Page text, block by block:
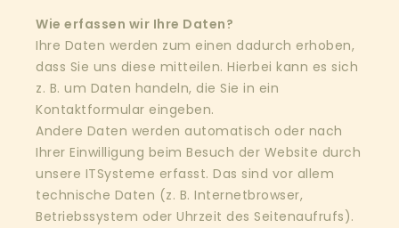
Wie erfassen wir Ihre Daten?
Ihre Daten werden zum einen dadurch erhoben,
dass Sie uns diese mitteilen. Hierbei kann es sich
z. B. um Daten handeln, die Sie in ein
Kontaktformular eingeben.
Andere Daten werden automatisch oder nach
Ihrer Einwilligung beim Besuch der Website durch
unsere ITSysteme erfasst. Das sind vor allem
technische Daten (z. B. Internetbrowser,
Betriebssystem oder Uhrzeit des Seitenaufrufs).